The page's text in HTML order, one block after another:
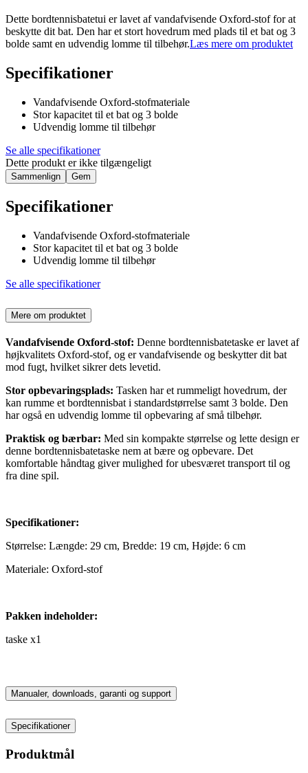
Dette bordtennisbatetui er lavet af vandafvisende Oxford-stof for at
beskytte dit bat. Den har et stort hovedrum med plads til et bat og 3
bolde samt en udvendig lomme til tilbehør.Læs mere om produktet
Specifikationer
Vandafvisende Oxford-stofmateriale
Stor kapacitet til et bat og 3 bolde
Udvendig lomme til tilbehør
Se alle specifikationer
Dette produkt er ikke tilgængeligt
Sammenlign Gem
Specifikationer
Vandafvisende Oxford-stofmateriale
Stor kapacitet til et bat og 3 bolde
Udvendig lomme til tilbehør
Se alle specifikationer
Mere om produktet
Vandafvisende Oxford-stof: Denne bordtennisbatetaske er lavet af
højkvalitets Oxford-stof, og er vandafvisende og beskytter dit bat
mod fugt, hvilket sikrer dets levetid.
Stor opbevaringsplads: Tasken har et rummeligt hovedrum, der
kan rumme et bordtennisbat i standardstørrelse samt 3 bolde. Den
har også en udvendig lomme til opbevaring af små tilbehør.
Praktisk og bærbar: Med sin kompakte størrelse og lette design er
denne bordtennisbatetaske nem at bære og opbevare. Det
komfortable håndtag giver mulighed for ubesværet transport til og
fra dine spil.
Specifikationer:
Størrelse: Længde: 29 cm, Bredde: 19 cm, Højde: 6 cm
Materiale: Oxford-stof
Pakken indeholder:
taske x1
Manualer, downloads, garanti og support
Specifikationer
Produktmål